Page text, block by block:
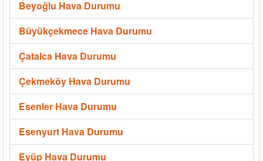
Beyoğlu Hava Durumu
Büyükçekmece Hava Durumu
Çatalca Hava Durumu
Çekmeköy Hava Durumu
Esenler Hava Durumu
Esenyurt Hava Durumu
Eyüp Hava Durumu